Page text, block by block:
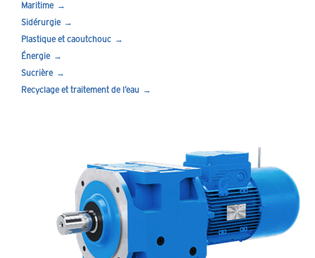
Maritime
Sidérurgie
Plastique et caoutchouc
Énergie
Sucrière
Recyclage et traitement de l’eau